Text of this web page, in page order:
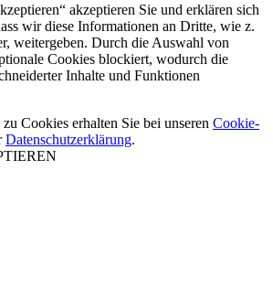
akzeptieren Sie und erklären sich
wir diese Informationen an Dritte, wie z.
weitergeben. Durch die Auswahl von
Cookies blockiert, wodurch die
Inhalte und Funktionen
Cookies erhalten Sie bei unseren Cookie-
Datenschutzerklärung.